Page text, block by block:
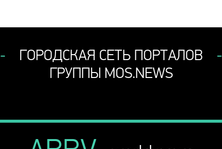
ГОРОДСКАЯ СЕТЬ ПОРТАЛОВ
ГРУППЫ MOS.NEWS